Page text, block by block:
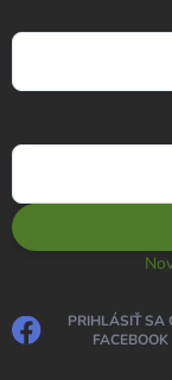
PRIHLÁSIŤ SA
FACEBOOK